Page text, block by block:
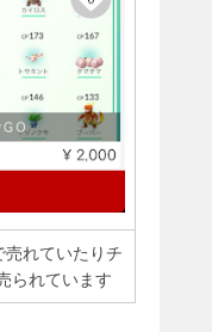
れていたりチ
られています